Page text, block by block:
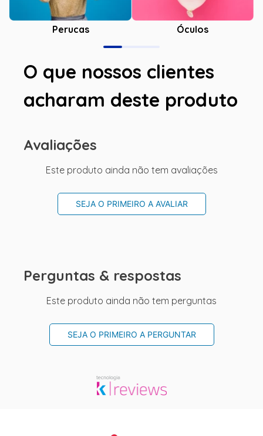
Perucas Óculos
O que nossos clientes
acharam deste produto
Avaliações
Este produto ainda não tem avaliações
SEJA O PRIMEIRO A AVALIAR
Perguntas & respostas
Este produto ainda não tem perguntas
SEJA O PRIMEIRO A PERGUNTAR